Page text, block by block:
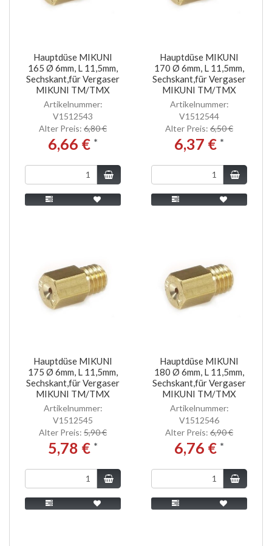
Hauptdüse MIKUNI
165 Ø 6mm, L 11,5mm,
Sechskant,für Vergaser
MIKUNI TM/TMX
Artikelnummer:
V1512543
Alter Preis: 6,80 €
6,66 € *
Hauptdüse MIKUNI
170 Ø 6mm, L 11,5mm,
Sechskant,für Vergaser
MIKUNI TM/TMX
Artikelnummer:
V1512544
Alter Preis: 6,50 €
6,37 € *
Hauptdüse MIKUNI
175 Ø 6mm, L 11,5mm,
Sechskant,für Vergaser
MIKUNI TM/TMX
Artikelnummer:
V1512545
Alter Preis: 5,90 €
5,78 € *
Hauptdüse MIKUNI
180 Ø 6mm, L 11,5mm,
Sechskant,für Vergaser
MIKUNI TM/TMX
Artikelnummer:
V1512546
Alter Preis: 6,90 €
6,76 € *